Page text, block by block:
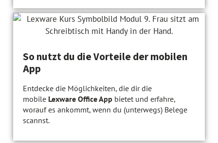
So nutzt du die Vorteile der mobilen
App
Entdecke die Möglichkeiten, die dir die
mobile Lexware Office App bietet und erfahre,
worauf es ankommt, wenn du (unterwegs) Belege
scannst.